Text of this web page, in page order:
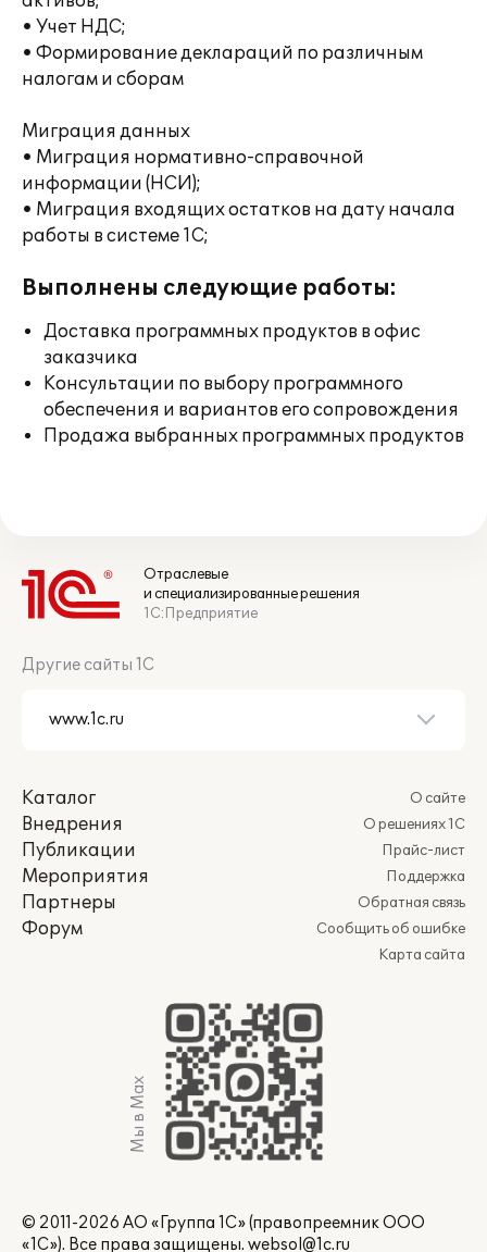
• Учет НДС;
• Формирование деклараций по различным
налогам и сборам
Миграция данных
• Миграция нормативно-справочной
информации (НСИ);
• Миграция входящих остатков на дату начала
работы в системе 1С;
Выполнены следующие работы:
Доставка программных продуктов в офис
заказчика
Консультации по выбору программного
обеспечения и вариантов его сопровождения
Продажа выбранных программных продуктов
Отраслевые
и специализированные решения
1С:Предприятие
Другие сайты 1С
Каталог
Внедрения
Публикации
Мероприятия
Партнеры
Форум
О сайте
О решениях 1С
Прайс-лист
Поддержка
Обратная связь
Сообщить об ошибке
Карта сайта
Мы в Max
© 2011-2026 АО «Группа 1С» (правопреемник ООО
«1С»). Все права защищены. websol@1c.ru